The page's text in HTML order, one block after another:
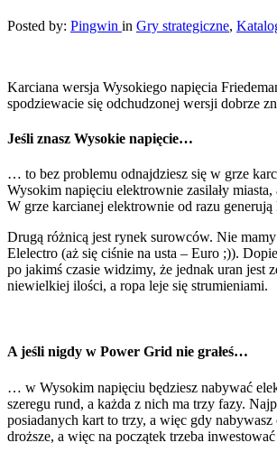
Posted by: Pingwin in Gry strategiczne,
Karciana wersja Wysokiego napięcia
spodziewacie się odchudzonej wersji dobrze
Jeśli znasz Wysokie napięcie…
… to bez problemu odnajdziesz się w grze
Wysokim napięciu elektrownie zasilały
W grze karcianej elektrownie od razu generują
Drugą różnicą jest rynek surowców. Nie
Elelectro (aż się ciśnie na usta – Euro ;)).
po jakimś czasie widzimy, że jednak uran
niewielkiej ilości, a ropa leje się strumieniami.
A jeśli nigdy w Power Grid nie grałeś…
… w Wysokim napięciu będziesz nabywać
szeregu rund, a każda z nich ma trzy fazy.
posiadanych kart to trzy, a więc gdy
droższe, a więc na początek trzeba